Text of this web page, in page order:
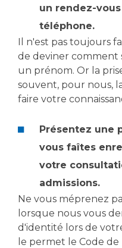
Handicap
Handi 13
Pôle Médecine
Accueil sourds et
Charte Romain Jacob
Mouvement Parcours
Activité physique
Cancer
Médecine
Professionnels
Adresser un patient
Adresser un examen
Anatomie et Cytologie
Adresser un examen
Centres de référence
un rendez-
téléphone.
Il n'est pas toujours
de deviner comment
un prénom. Or la
souvent, pour nous,
faire votre
Présentez une
vous faîtes
votre
admissions.
Ne vous méprenez
lorsque nous vous
d'identité lors de
le permet le Code de